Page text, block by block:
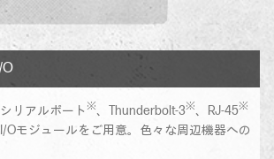
リアルポート ※、Thunderbolt-3※、RJ-45※
Oモジュールをご用意。色々な周辺機器への